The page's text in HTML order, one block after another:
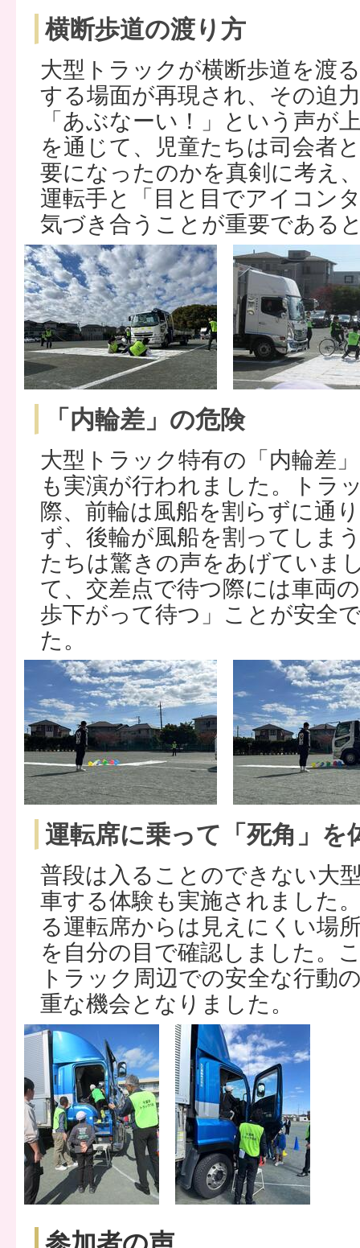
横断歩道の渡り方
大型トラックが横断歩道を渡
する場面が再現され、その迫
「あぶなーい！」という声が
を通じて、児童たちは司会者
要になったのかを真剣に考え
運転手と「目と目でアイコン
気づき合うことが重要である
「内輪差」の危険
大型トラック特有の「内輪差
も実演が行われました。トラ
際、前輪は風船を割らずに通
ず、後輪が風船を割ってしま
たちは驚きの声をあげていま
て、交差点で待つ際には車両
歩下がって待つ」ことが安全
た。
運転席に乗って「死角」を
普段は入ることのできない大
車する体験も実施されました
る運転席からは見えにくい場
を自分の目で確認しました。
トラック周辺での安全な行動
重な機会となりました。